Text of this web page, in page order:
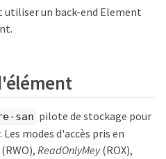
utiliser un back-end Element
san pilote de stockage pour
modes d'accès pris en
(RWO), ReadOnlyMey(ROX),